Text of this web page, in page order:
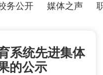
务公开 媒体之声
系统先进集体
的公示